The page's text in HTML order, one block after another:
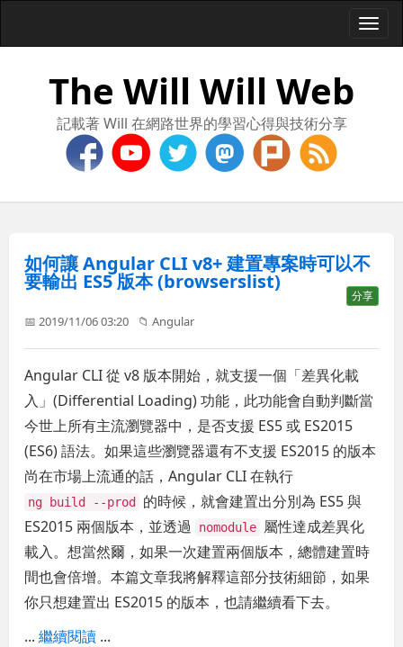
The Will Will Web
記載著 Will 在網路世界的學習心得與技術分享
如何讓 Angular CLI v8+ 建置專案時可以不
要輸出 ES5 版本 (browserslist)
分享
📅 2019/11/06 03:20 📁Angular
Angular CLI 從 v8 版本開始，就支援一個「差異化載
入」(Differential Loading) 功能，此功能會自動判斷當
今世上所有主流瀏覽器中，是否支援 ES5 或 ES2015
(ES6) 語法。如果這些瀏覽器還有不支援 ES2015 的版本
尚在市場上流通的話，Angular CLI 在執行
ng build --prod 的時候，就會建置出分別為 ES5 與
ES2015 兩個版本，並透過
nomodule 屬性達成差異化
載入。想當然爾，如果一次建置兩個版本，總體建置時
間也會倍增。本篇文章我將解釋這部分技術細節，如果
你只想建置出 ES2015 的版本，也請繼續看下去。
...繼續閱讀 ...